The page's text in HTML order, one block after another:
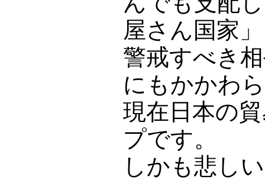
屋さん国家
警戒すべき
にもかかわ
現在日本の
プです。
しかも悲し